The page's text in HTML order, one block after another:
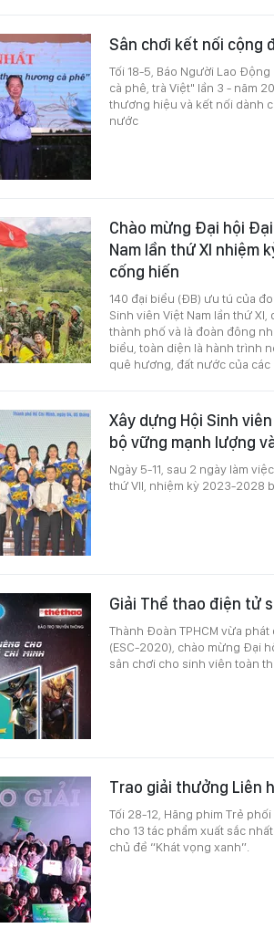
Sân chơi kết nối cộng
Tối 18-5, Báo Người Lao
cà phê, trà Việt" lần 3 - năm
thương hiệu và kết nối dành
nước
Chào mừng Đại hội
Nam lần thứ XI nhiệm
cống hiến
140 đại biểu (ĐB) ưu tú của
Sinh viên Việt Nam lần thứ
thành phố và là đoàn đông
biểu, toàn diện là hành trình
quê hương, đất nước của các
Xây dựng Hội Sinh
bộ vững mạnh lượng
Ngày 5-11, sau 2 ngày làm
thứ VII, nhiệm kỳ 2023-2028
Giải Thể thao điện tử
Thành Đoàn TPHCM vừa
(ESC-2020), chào mừng Đại
sân chơi cho sinh viên toàn
Trao giải thưởng Liên
Tối 28-12, Hãng phim Trẻ
cho 13 tác phẩm xuất sắc
chủ đề “Khát vọng xanh”.